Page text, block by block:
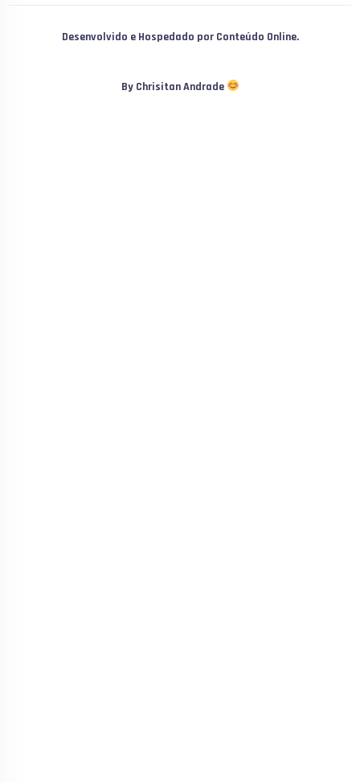
Desenvolvido e Hospedado por Conteúdo Online.
By Chrisitan Andrade